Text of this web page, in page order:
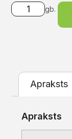
gb.
Apraksts
Apraksts